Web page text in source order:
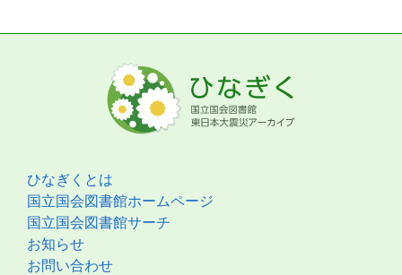
ひなぎくとは
国立国会図書館ホームページ
国立国会図書館サーチ
お知らせ
お問い合わせ